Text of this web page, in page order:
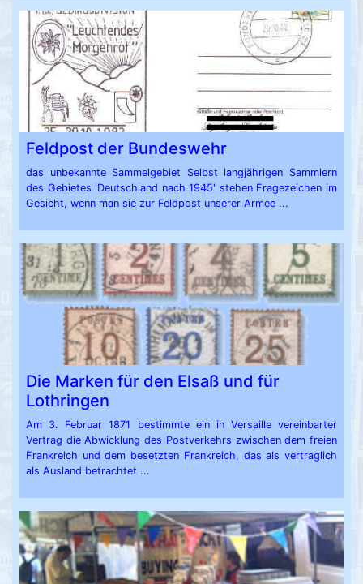
Feldpost der Bundeswehr
das unbekannte Sammelgebiet Selbst langjährigen Sammlern
des Gebietes 'Deutschland nach 1945' stehen Fragezeichen im
Gesicht, wenn man sie zur Feldpost unserer Armee ...
Die Marken für den Elsaß und für
Lothringen
Am 3. Februar 1871 bestimmte ein in Versaille vereinbarter
Vertrag die Abwicklung des Postverkehrs zwischen dem freien
Frankreich und dem besetzten Frankreich, das als vertraglich
als Ausland betrachtet ...